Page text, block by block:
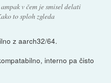
v čem je smisel delati
to sploh zgleda
z aarch32/64.
interno pa čisto